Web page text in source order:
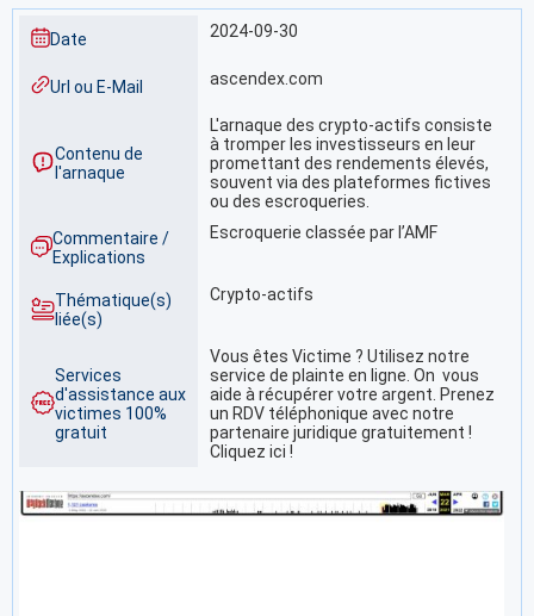
Date 2024-09-30
Url ou E-Mail ascendex.com
Contenu de
l'arnaque
L'arnaque des crypto-actifs consiste
à tromper les investisseurs en leur
promettant des rendements élevés,
souvent via des plateformes fictives
ou des escroqueries.
Commentaire /
Explications
Escroquerie classée par l’AMF
Thématique(s)
liée(s)
Crypto-actifs
Services
d'assistance aux
victimes 100%
gratuit
Vous êtes Victime ? Utilisez notre
service de plainte en ligne. On vous
aide à récupérer votre argent. Prenez
un RDV téléphonique avec notre
partenaire juridique gratuitement !
Cliquez ici !